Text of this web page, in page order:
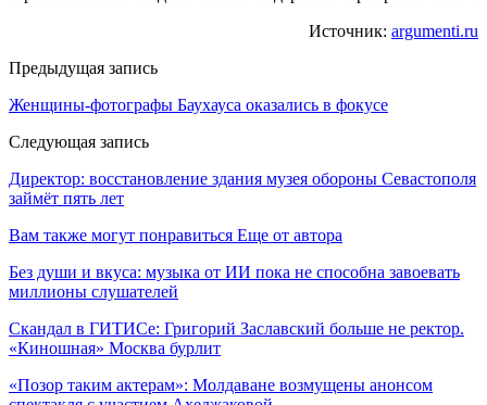
Источник: argumenti.ru
Предыдущая запись
Женщины-фотографы Баухауса оказались в фокусе
Следующая запись
Директор: восстановление здания музея обороны Севастополя
займёт пять лет
Вам также могут понравиться Еще от автора
Без души и вкуса: музыка от ИИ пока не способна завоевать
миллионы слушателей
Скандал в ГИТИСе: Григорий Заславский больше не ректор.
«Киношная» Москва бурлит
«Позор таким актерам»: Молдаване возмущены анонсом